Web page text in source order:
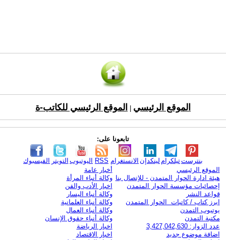
الموقع الرئيسي الموقع الرئيسي للكاتب-ة
تابعونا على:
الفيسبوك التويتر اليوتيوب RSS الانستغرام لينكدإن تيلكرامبنترست
الموقع الرئيسي
هيئة ادارة الحوار المتمدن - للإتصال بنا
إحصائيات مؤسسة الحوار المتمدن
قواعد النشر
ابرز كتاب / كاتبات الحوار المتمدن
يوتيوب التمدن
مكتبة التمدن
عدد الزوار: 3,427,042,630
اضافة موضوع جديد
أخبار عامة
وكالة أنباء المرأة
اخبار الأدب والفن
وكالة أنباء اليسار
وكالة أنباء العلمانية
وكالة أنباء العمال
وكالة أنباء حقوق الإنسان
اخبار الرياضة
اخبار الاقتصاد